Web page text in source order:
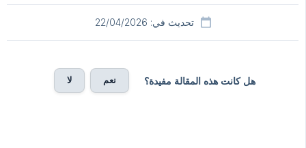
تحديث في: 22/04/2026
هل كانت هذه المقالة مفيدة؟ نعم لا